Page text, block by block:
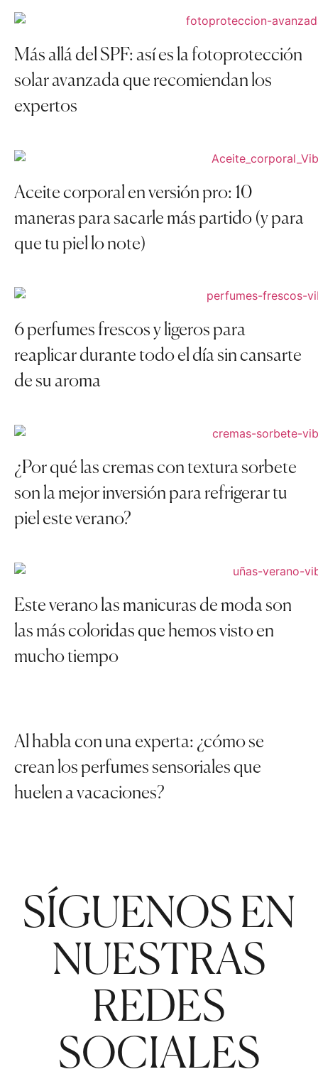
Más allá del SPF: así es la fotoprotección
solar avanzada que recomiendan los
expertos
Aceite corporal en versión pro: 10
maneras para sacarle más partido (y para
que tu piel lo note)
6 perfumes frescos y ligeros para
reaplicar durante todo el día sin cansarte
de su aroma
¿Por qué las cremas con textura sorbete
son la mejor inversión para refrigerar tu
piel este verano?
Este verano las manicuras de moda son
las más coloridas que hemos visto en
mucho tiempo
Al habla con una experta: ¿cómo se
crean los perfumes sensoriales que
huelen a vacaciones?
SÍGUENOS EN
NUESTRAS
REDES
SOCIALES